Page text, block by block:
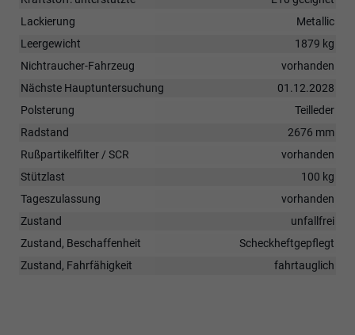
Lackierung
Metallic
Leergewicht
1879 kg
Nichtraucher-Fahrzeug
vorhanden
Nächste Hauptuntersuchung
01.12.2028
Polsterung
Teilleder
Radstand
2676 mm
Rußpartikelfilter / SCR
vorhanden
Stützlast
100 kg
Tageszulassung
vorhanden
Zustand
unfallfrei
Zustand, Beschaffenheit
Scheckheftgepflegt
Zustand, Fahrfähigkeit
fahrtauglich